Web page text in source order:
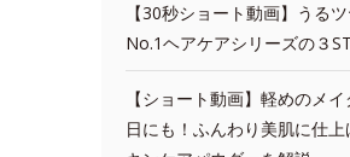
【30秒ショート動画】うる
No.1ヘアケアシリーズの３
【ショート動画】軽めのメ
日にも！ふんわり美肌に仕